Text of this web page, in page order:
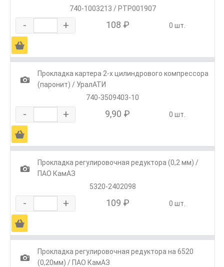
740-1003213 / РТР001907
- + 108 ₽ 0 шт.
Ä
1
Прокладка картера 2-х цилиндрового компрессора
(паронит) / УралАТИ
740-3509403-10
- + 9,90 ₽ 0 шт.
Ä
1
Прокладка регулировочная редуктора (0,2 мм) /
ПАО КамАЗ
5320-2402098
- + 109 ₽ 0 шт.
Ä
1
Прокладка регулировочная редуктора на 6520
(0,20мм) / ПАО КамАЗ